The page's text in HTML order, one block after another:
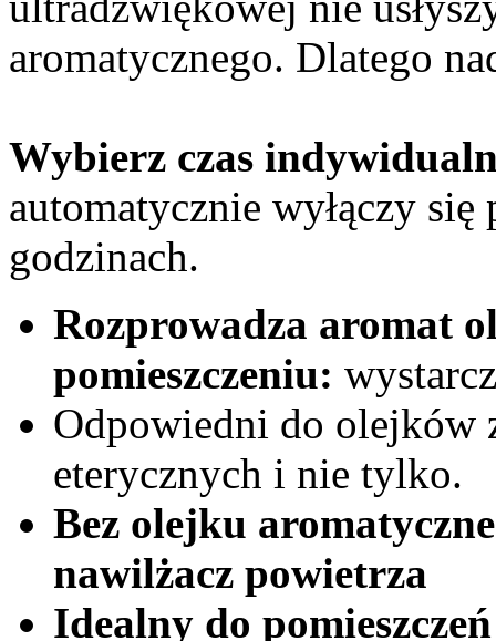
aromatycznego. Dlatego
Wybierz czas
automatycznie wyłączy
godzinach.
Rozprowadza aromat
pomieszczeniu:
Odpowiedni do olejków
eterycznych i nie tylko.
Bez olejku
nawilżacz powietrza
Idealny do